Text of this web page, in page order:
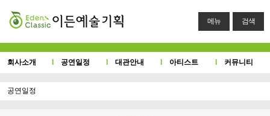
메뉴 검색
회사소개 l 공연일정 l 대관안내 l 아티스트 l 커뮤니티
공연일정